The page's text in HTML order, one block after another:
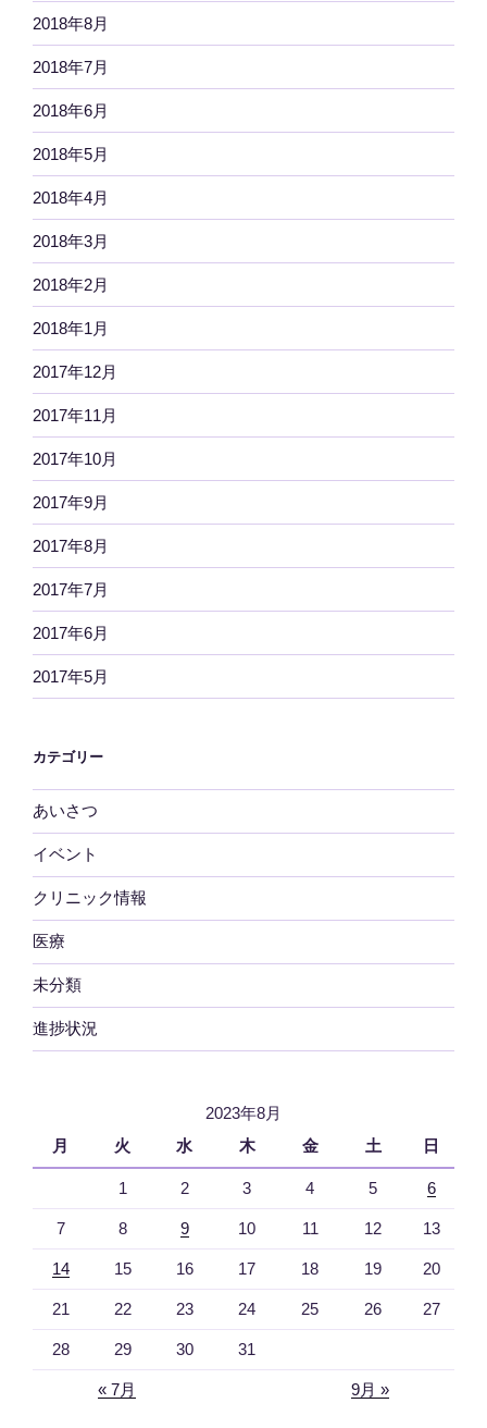
2018年8月
2018年7月
2018年6月
2018年5月
2018年4月
2018年3月
2018年2月
2018年1月
2017年12月
2017年11月
2017年10月
2017年9月
2017年8月
2017年7月
2017年6月
2017年5月
カテゴリー
あいさつ
イベント
クリニック情報
医療
未分類
進捗状況
2023年8月
月
火 水 木 金 土 日
1 2 3 4 5 6
7 8 9 10 11 12 13
14 15 16 17 18 19 20
21 22 23 24 25 26 27
28 29 30 31
« 7月 9月 »